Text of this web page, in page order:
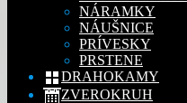
NÁRAMKY
NÁUŠNICE
PRÍVESKY
PRSTENE
DRAHOKAMY
ZVEROKRUH